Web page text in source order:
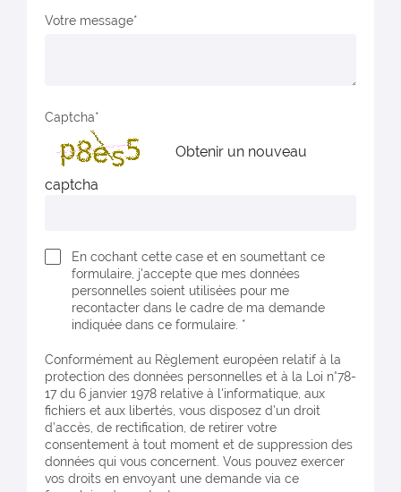
Votre message
Captcha
Obtenir un nouveau
captcha
En cochant cette case et en soumettant ce
formulaire, j'accepte que mes données
personnelles soient utilisées pour me
recontacter dans le cadre de ma demande
indiquée dans ce formulaire. *
Conformément au Règlement européen relatif à la
protection des données personnelles et à la Loi n°78-
17 du 6 janvier 1978 relative à l'informatique, aux
fichiers et aux libertés, vous disposez d’un droit
d’accès, de rectification, de retirer votre
consentement à tout moment et de suppression des
données qui vous concernent. Vous pouvez exercer
vos droits en envoyant une demande via ce